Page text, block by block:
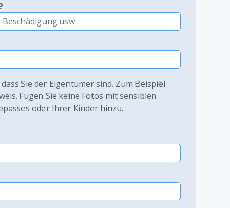
Sie der Eigentümer sind. Zum Beispiel
Fügen Sie keine Fotos mit sensiblen
oder Ihrer Kinder hinzu.